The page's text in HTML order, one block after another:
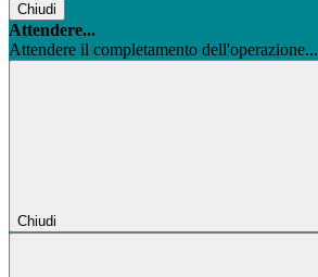
Chiudi
Attendere...
Attendere il completamento dell'operazione...
Chiudi